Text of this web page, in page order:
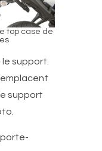
top case de
support.
support
porte-